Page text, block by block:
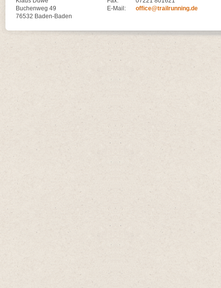
Buchenweg 49
76532 Baden-Baden
E-Mail:
office@trailrunning.de